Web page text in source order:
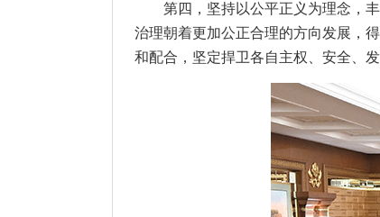
第四，坚持以公平正义为理念，
治理朝着更加公正合理的方向发展，
和配合，坚定捍卫各自主权、安全、